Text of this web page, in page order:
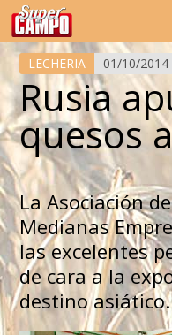
Temas de hoy
LECHERIA 01/10/2014
Rusia
quesos
La Asociación
Medianas
las excelentes
de cara a la
destino asiático.